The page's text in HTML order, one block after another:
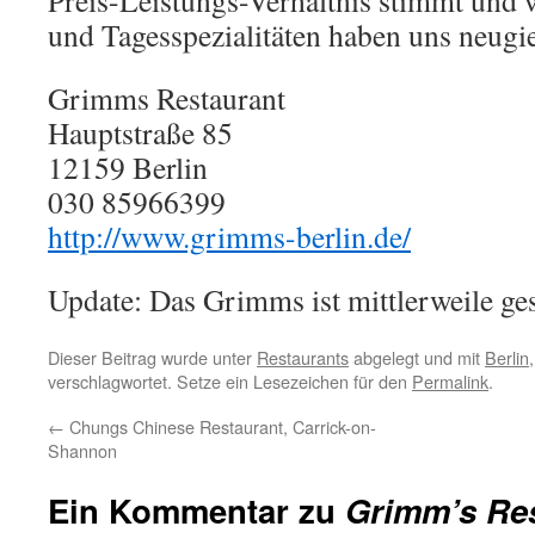
und Tagesspezialitäten haben uns
Grimms Restaurant
Hauptstraße 85
12159 Berlin
030 85966399
http://www.grimms-berlin.de/
Update: Das Grimms ist mittlerweile
Dieser Beitrag wurde unter Restaurantsabgelegt und mit Berlin
verschlagwortet. Setze ein Lesezeichen für den Permalink.
← Chungs Chinese Restaurant, Carrick-on-
Shannon
Ein Kommentar zu Grimm’s